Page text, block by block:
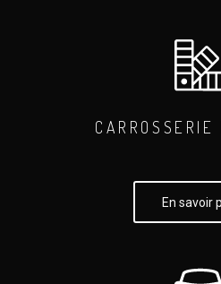
CARROSSERIE
En savoir